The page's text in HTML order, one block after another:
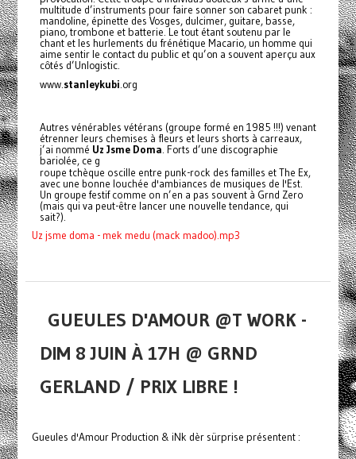
multitude d’instruments pour faire sonner son cabaret punk :
mandoline, épinette des Vosges, dulcimer, guitare, basse,
piano, trombone et batterie. Le tout étant soutenu par le
chant et les hurlements du frénétique Macario, un homme qui
aime sentir le contact du public et qu’on a souvent aperçu aux
côtés d’Unlogistic.
www.stanleykubi.org
Autres vénérables vétérans (groupe formé en 1985 !!!) venant
étrenner leurs chemises à fleurs et leurs shorts à carreaux,
j’ai nommé Uz Jsme Doma. Forts d’une discographie
bariolée, ce g
roupe tchèque oscille entre punk-rock des familles et The Ex,
avec une bonne louchée d'ambiances de musiques de l'Est.
Un groupe festif comme on n’en a pas souvent à Grnd Zero
(mais qui va peut-être lancer une nouvelle tendance, qui
sait?).
Uz jsme doma - mek medu (mack madoo).mp3
GUEULES D'AMOUR @T WORK -
DIM 8 JUIN À 17H @ GRND
GERLAND / PRIX LIBRE !
Gueules d'Amour Production & iNk dèr sürprise présentent :